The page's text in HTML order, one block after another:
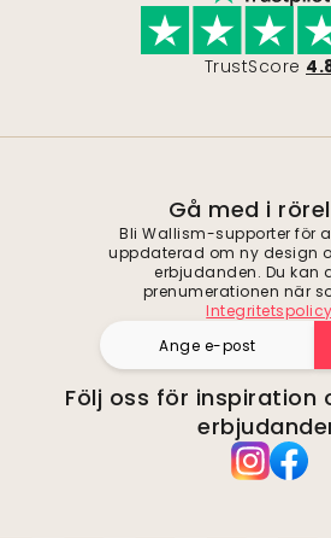
TrustScore
Gå med i
Bli Wallism-supporter för
uppdaterad om ny design
erbjudanden. Du kan
prenumerationen när
Integritetspolicy
Följ oss för inspiration